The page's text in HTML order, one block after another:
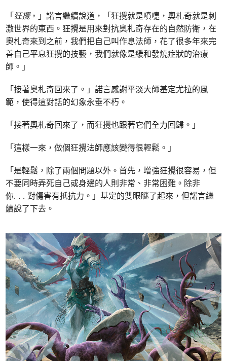
「狂攪，」諾言繼續說道，「狂攪就是噴嚏，奧札奇就是刺
激世界的東西。狂攪是用來對抗奧札奇存在的自然防衛，在
奧札奇來到之前，我們把自己叫作息法師，花了很多年來完
善自己平息狂攪的技藝，我們就像是緩和發燒症狀的治療
師。」
「接著奧札奇回來了。」諾言感謝平淡大師基定尤拉的風
範，使得這對話的幻象永垂不朽。
「接著奧札奇回來了，而狂攪也跟著它們全力回歸。」
「這樣一來，做個狂攪法師應該變得很輕鬆。」
「是輕鬆，除了兩個問題以外。首先，增強狂攪很容易，但
不要同時弄死自己或身邊的人則非常、非常困難。除非
你. . . 對傷害有抵抗力。」基定的雙眼瞇了起來，但諾言繼
續說了下去。